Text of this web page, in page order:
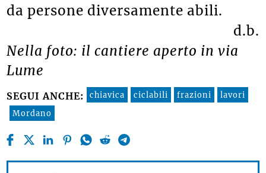
da persone diversamente abili.
d.b.
Nella foto: il cantiere aperto in via
Lume
SEGUI ANCHE: chiavica ciclabili frazioni
lavori
Mordano